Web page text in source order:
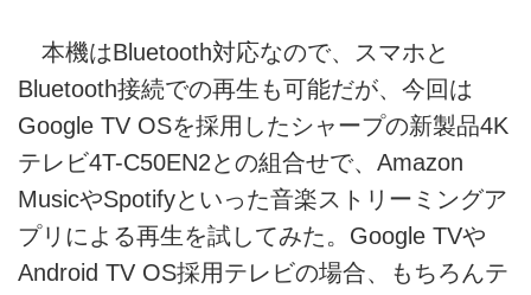
本機はBluetooth対応なので、スマホと
Bluetooth接続での再生も可能だが、今回は
Google TV OSを採用したシャープの新製品4K
テレビ4T-C50EN2との組合せで、Amazon
MusicやSpotifyといった音楽ストリーミングア
プリによる再生を試してみた。Google TVや
Android TV OS採用テレビの場合、もちろんテ